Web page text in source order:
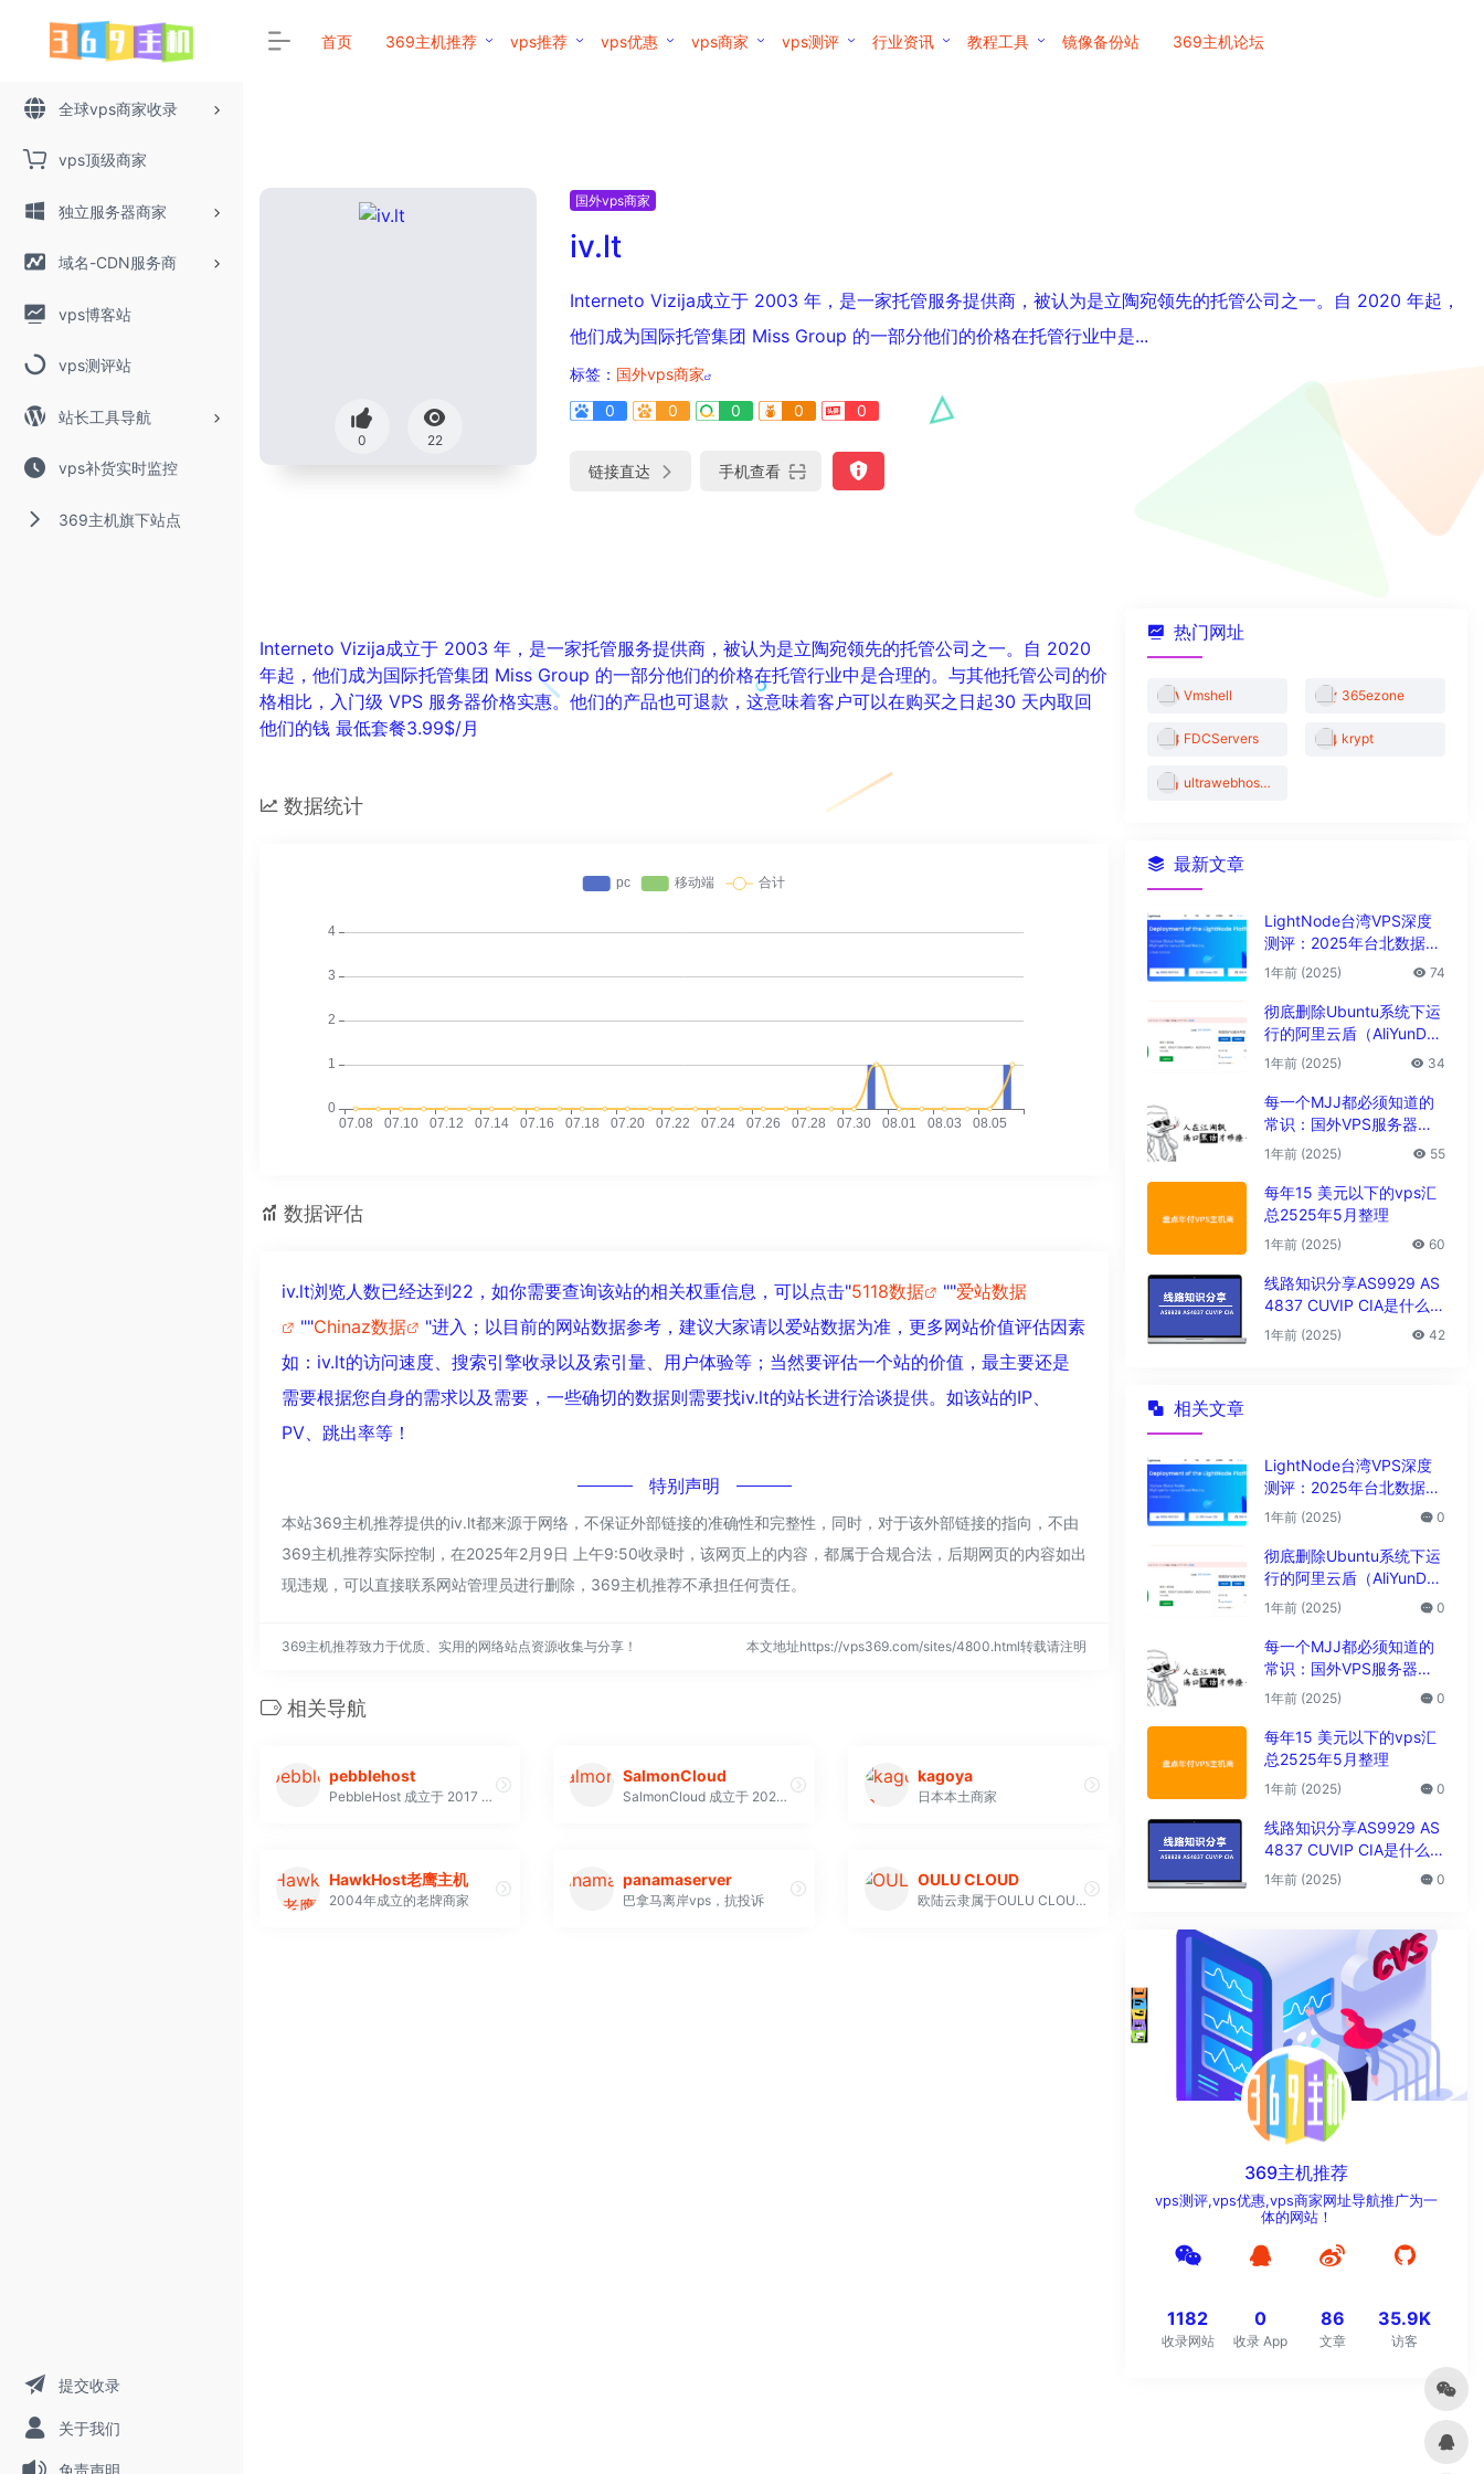
全球vps商家收录
vps顶级商家
独立服务器商家
域名-CDN服务商
vps博客站
vps测评站
站长工具导航
vps补货实时监控
369主机旗下站点
提交收录
关于我们
免责声明
首页 369主机推荐 vps推荐 vps优惠 vps商家 vps测评 行业资讯 教程工具 镜像备份站 369主机论坛
0 22
国外vps商家
iv.lt
Interneto Vizija成立于 2003 年，是一家托管服务提供商，被认为是立陶宛领先的托管公司之一。自 2020 年起，
他们成为国际托管集团 Miss Group 的一部分他们的价格在托管行业中是...
标签： 国外vps商家
0
0 0 0 0
链接直达 手机查看
Interneto Vizija成立于 2003 年，是一家托管服务提供商，被认为是立陶宛领先的托管公司之一。自 2020
年起，他们成为国际托管集团 Miss Group 的一部分他们的价格在托管行业中是合理的。与其他托管公司的价
格相比，入门级 VPS 服务器价格实惠。他们的产品也可退款，这意味着客户可以在购买之日起30 天内取回
他们的钱 最低套餐3.99$/月
数据统计
数据评估
iv.lt浏览人数已经达到22，如你需要查询该站的相关权重信息，可以点击"5118数据 ""爱站数据
""Chinaz数据
"进入；以目前的网站数据参考，建议大家请以爱站数据为准，更多网站价值评估因素
如：iv.lt的访问速度、搜索引擎收录以及索引量、用户体验等；当然要评估一个站的价值，最主要还是
需要根据您自身的需求以及需要，一些确切的数据则需要找iv.lt的站长进行洽谈提供。如该站的IP、
PV、跳出率等！
特别声明
本站369主机推荐提供的iv.lt都来源于网络，不保证外部链接的准确性和完整性，同时，对于该外部链接的指向，不由
369主机推荐实际控制，在2025年2月9日 上午9:50收录时，该网页上的内容，都属于合规合法，后期网页的内容如出
现违规，可以直接联系网站管理员进行删除，369主机推荐不承担任何责任。
369主机推荐致力于优质、实用的网络站点资源收集与分享！ 本文地址https://vps369.com/sites/4800.html转载请注明
相关导航
pebblehost
PebbleHost 成立于 2017 年初，每月都在稳步增长，以实惠的价格提供人人都能享受的优质服务。我们的团队拥有超过 19 年的经验，我们努力在价格和服务器性能之间取得平衡，没有其他主机提供的所有警告，并提供令人难以置信的支持水平。
SalmonCloud
SalmonCloud 成立于 2023 年，是一家 VPS 提供商 。其总部位于英国
kagoya
日本本土商家
HawkHost老鹰主机
2004年成立的老牌商家
panamaserver
巴拿马离岸vps，抗投诉
OULU CLOUD
欧陆云隶属于OULU CLOUD TECHNOLOGY LIMITED 总部在香港九龙
热门网址
Vmshell 365ezone
FDCServers krypt
ultrawebhosting
最新文章
LightNode台湾VPS深度
测评：2025年台北数据中
心vps性能与解锁能力全解
1年前 (2025) 74
彻底删除Ubuntu系统下运
行的阿里云盾（AliYunDu
n/Aegis）
1年前 (2025) 34
每一个MJJ都必须知道的
常识：国外VPS服务器圈
子黑话大全
1年前 (2025) 55
每年15 美元以下的vps汇
总2525年5月整理
1年前 (2025) 60
线路知识分享AS9929 AS
4837 CUVIP CIA是什么线
路?
1年前 (2025) 42
相关文章
LightNode台湾VPS深度
测评：2025年台北数据中
心vps性能与解锁能力全解
1年前 (2025) 0
彻底删除Ubuntu系统下运
行的阿里云盾（AliYunDu
n/Aegis）
1年前 (2025) 0
每一个MJJ都必须知道的
常识：国外VPS服务器圈
子黑话大全
1年前 (2025) 0
每年15 美元以下的vps汇
总2525年5月整理
1年前 (2025) 0
线路知识分享AS9929 AS
4837 CUVIP CIA是什么线
路?
1年前 (2025) 0
369主机推荐
vps测评,vps优惠,vps商家网址导航推广为一
体的网站！
1182
收录网站
0
收录 App
86
文章
35.9K
访客